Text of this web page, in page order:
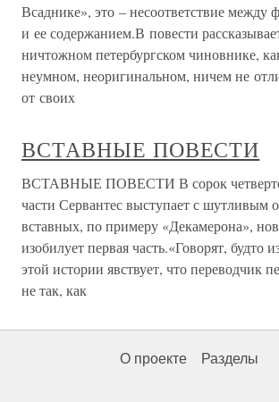
Всаднике», это – несоответствие между
и ее содержанием.В повести
ничтожном петербургском чиновнике,
неумном, неоригинальном, ничем не
от своих
ВСТАВНЫЕ ПОВЕСТИ
ВСТАВНЫЕ ПОВЕСТИ В сорок
части Сервантес выступает с шутливым
вставных, по примеру «Декамерона»,
изобилует первая часть.«Говорят, будто
этой истории явствует, что переводчик
не так, как
О проекте Разделы